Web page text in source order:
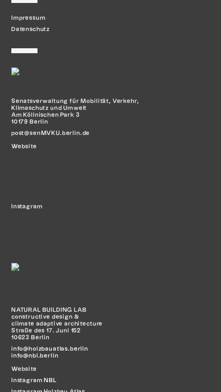
Impressum
Datenschutz
Senatsverwaltung für Mobilität, Verkehr,
Klimaschutz und Umwelt
Am Köllnischen Park 3
10179 Berlin
post@senMVKU.berlin.de
Website
Instagram
NATURAL BUILDING LAB
constructive design &
climate adaptive architecture
Straße des 17. Juni 152
10623 Berlin
info@holzbauatlas.berlin
info@nbl.berlin
Website
Instagram NBL